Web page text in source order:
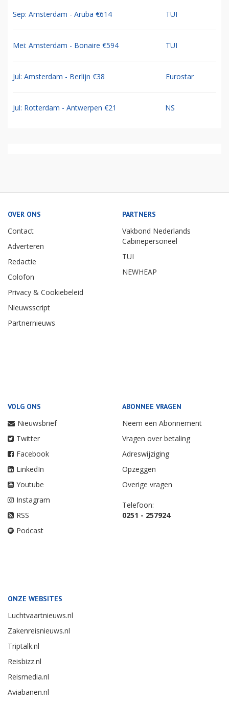
Sep: Amsterdam - Aruba €614 TUI
Mei: Amsterdam - Bonaire €594 TUI
Jul: Amsterdam - Berlijn €38 Eurostar
Jul: Rotterdam - Antwerpen €21 NS
OVER ONS
Contact
Adverteren
Redactie
Colofon
Privacy & Cookiebeleid
Nieuwsscript
Partnernieuws
PARTNERS
Vakbond Nederlands
Cabinepersoneel
TUI
NEWHEAP
VOLG ONS
Nieuwsbrief
Twitter
Facebook
LinkedIn
Youtube
Instagram
RSS
Podcast
ABONNEE VRAGEN
Neem een Abonnement
Vragen over betaling
Adreswijziging
Opzeggen
Overige vragen
Telefoon:
0251 - 257924
ONZE WEBSITES
Luchtvaartnieuws.nl
Zakenreisnieuws.nl
Triptalk.nl
Reisbizz.nl
Reismedia.nl
Aviabanen.nl